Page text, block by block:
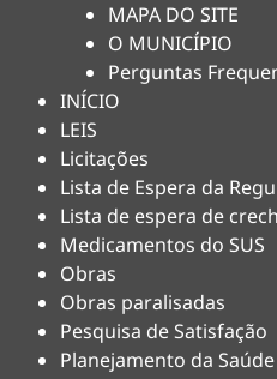
MAPA DO SITE
O MUNICÍPIO
Perguntas
INÍCIO
LEIS
Licitações
Lista de Espera da
Lista de espera de
Medicamentos do SUS
Obras
Obras paralisadas
Pesquisa de Satisfação
Planejamento da Saúde